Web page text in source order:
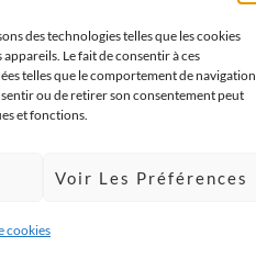
des technologies telles que les cookies
Le fait de consentir à ces
telles que le comportement de navigation
ou de retirer son consentement peut
et fonctions.
Voir Les Préférences
cookies